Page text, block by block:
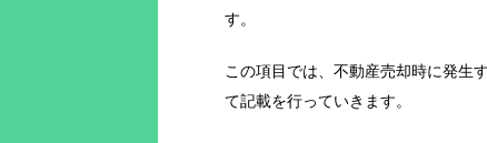
す。
この項目では、不動産売却時に発生
て記載を行っていきます。